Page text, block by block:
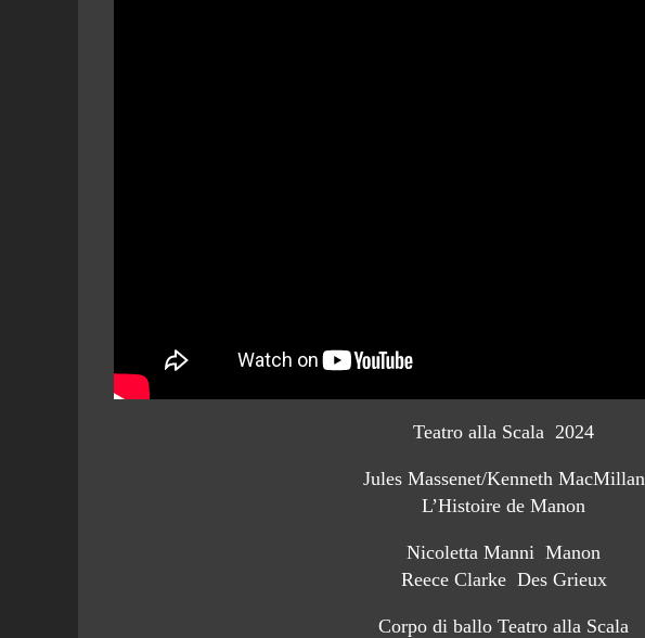
Teatro alla Scala 2024
Jules Massenet/Kenneth MacMillan
L’Histoire de Manon
Nicoletta Manni Manon
Reece Clarke Des Grieux
Corpo di ballo Teatro alla Scala